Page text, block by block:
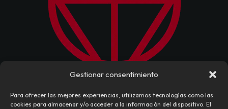
Gestionar consentimiento
Para ofrecer las mejores experiencias, utilizamos tecnologías como las
cookies para almacenar y/o acceder a la información del dispositivo. El